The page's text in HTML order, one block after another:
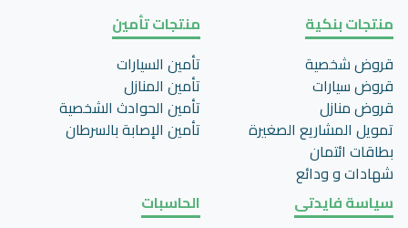
منتجات بنكية
قروض شخصية
قروض سيارات
قروض منازل
تمويل المشاريع الصغيرة
بطاقات ائتمان
شهادات و ودائع
منتجات تأمين
تأمين السيارات
تأمين المنازل
تأمين الحوادث الشخصية
تأمين اﻹصابة بالسرطان
سياسة فايدتى
الحاسبات